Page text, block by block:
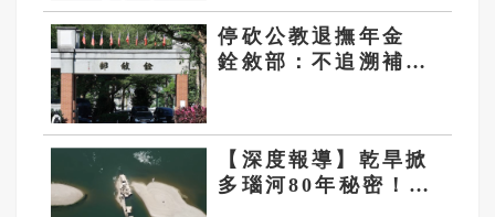
直指決策核心
停砍公教退撫年金
銓敘部：不追溯補發
【深度報導】乾旱掀
多瑙河80年秘密！納